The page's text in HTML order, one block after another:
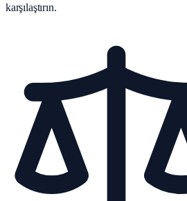
karşılaştırın.